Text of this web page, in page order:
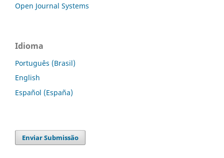
Open Journal Systems
Idioma
Português (Brasil)
English
Español (España)
Enviar Submissão